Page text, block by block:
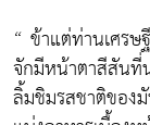
“ ข้าแต่ท่านเศรษ
จักมีหน้าตาสีสันที่
ลิ้มชิมรสชาติของ